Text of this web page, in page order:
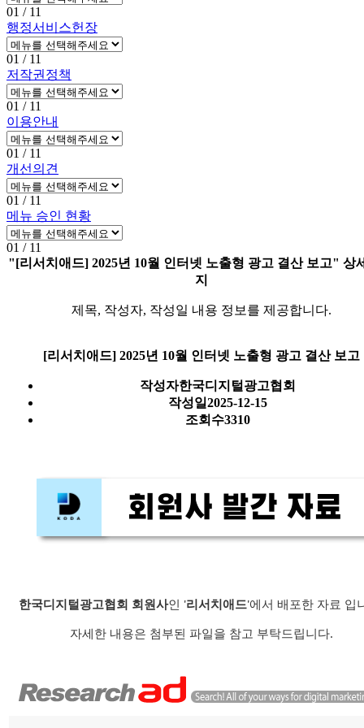
01 / 11
행정서비스헌장
01 / 11
저작권정책
01 / 11
이용안내
01 / 11
개선의견
01 / 11
메뉴 승인 현황
01 / 11
"[리서치애드] 2025년 10월 인터넷 노출형 광고 결산 보고" 상
지
제목, 작성자, 작성일 내용 정보를 제공합니다.
[리서치애드] 2025년 10월 인터넷 노출형 광고 결산 보고
작성자한국디지털광고협회
작성일2025-12-15
조회수3310
한국디지털광고협회 회원사인 '리서치애드'에서 배포한 자료 입
자세한 내용은 첨부된 파일을 참고 부탁드립니다.